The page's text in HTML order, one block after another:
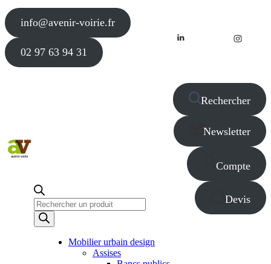
info@avenir-voirie.fr
02 97 63 94 31
Recherche
de
produits
Rechercher
Newsletter
Compte
Devis
Mobilier urbain design
Assises